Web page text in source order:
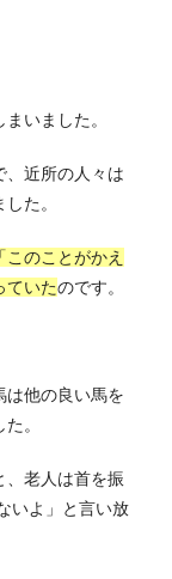
まいました。
、近所の人々は
た。
のことがかえ
ていたのです。
は他の良い馬を
。
、老人は首を振
いよ」と言い放